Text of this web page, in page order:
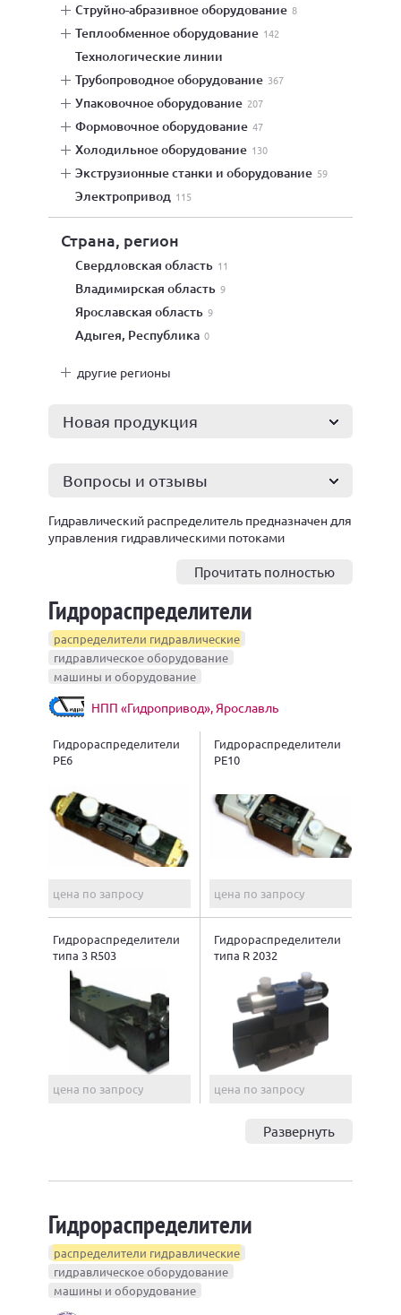
струйно-абразивное оборудование 8
теплообменное оборудование 142
технологические линии
трубопроводное оборудование 367
упаковочное оборудование 207
формовочное оборудование 47
холодильное оборудование 130
экструзионные станки и оборудование 59
электропривод 115
Страна, регион
Свердловская область 11
Владимирская область 9
Ярославская область 9
Адыгея, Республика 0
другие регионы
Новая продукция
Вопросы и отзывы
Гидравлический распределитель предназначен для
управления гидравлическими потоками
Прочитать полностью
Гидрораспределители
распределители гидравлические
гидравлическое оборудование
машины и оборудование
НПП «Гидропривод», Ярославль
Гидрораспределители
РЕ6
цена по запросу
Гидрораспределители
РЕ10
цена по запросу
Гидрораспределители
типа 3 R503
цена по запросу
Гидрораспределители
типа R 2032
цена по запросу
Развернуть
Гидрораспределители
распределители гидравлические
гидравлическое оборудование
машины и оборудование